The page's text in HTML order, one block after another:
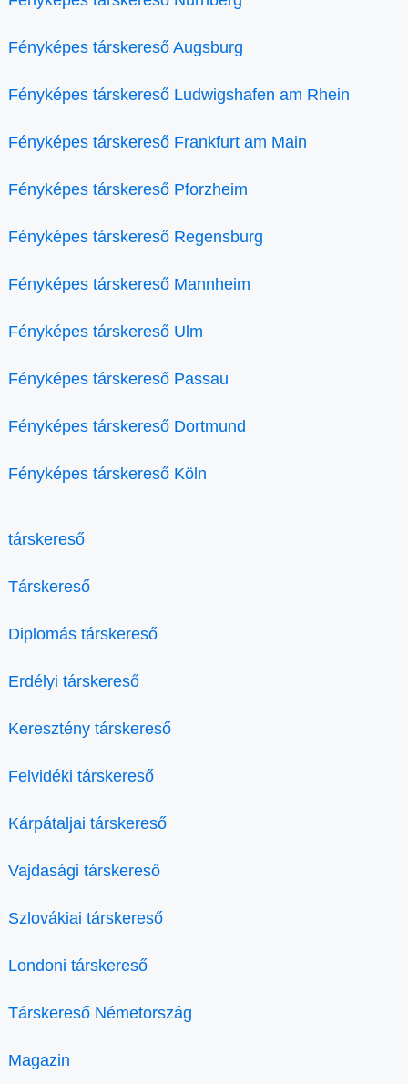
Fényképes társkereső Augsburg
Fényképes társkereső Ludwigshafen am Rhein
Fényképes társkereső Frankfurt am Main
Fényképes társkereső Pforzheim
Fényképes társkereső Regensburg
Fényképes társkereső Mannheim
Fényképes társkereső Ulm
Fényképes társkereső Passau
Fényképes társkereső Dortmund
Fényképes társkereső Köln
társkereső
Társkereső
Diplomás társkereső
Erdélyi társkereső
Keresztény társkereső
Felvidéki társkereső
Kárpátaljai társkereső
Vajdasági társkereső
Szlovákiai társkereső
Londoni társkereső
Társkereső Németország
Magazin